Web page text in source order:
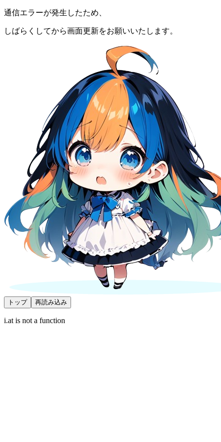
通信エラーが発生したため、
しばらくしてから画面更新をお願いいたします。
トップ 再読み込み
i.at is not a function